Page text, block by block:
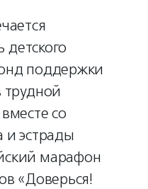
поддержки
со
и эстрады
марафон
«Доверься!